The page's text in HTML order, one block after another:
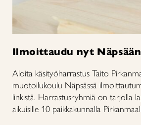
Ilmoittaudu nyt
Aloita käsityöharrastus Taito
muotoilukoulu Näpsässä
linkistä. Harrastusryhmiä on tarjolla
aikuisille 10 paikkakunnalla